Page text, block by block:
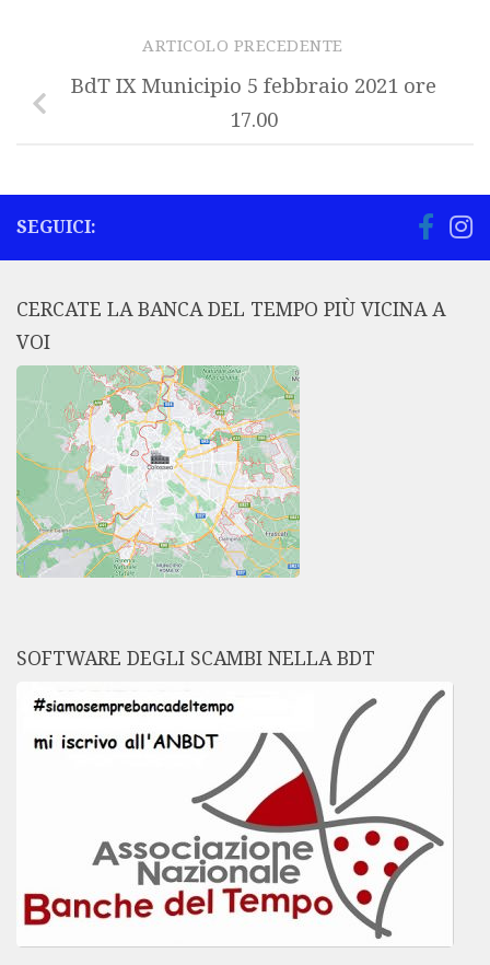
ARTICOLO PRECEDENTE
BdT IX Municipio 5 febbraio 2021 ore
17.00
SEGUICI:
CERCATE LA BANCA DEL TEMPO PIÙ VICINA A
VOI
SOFTWARE DEGLI SCAMBI NELLA BDT